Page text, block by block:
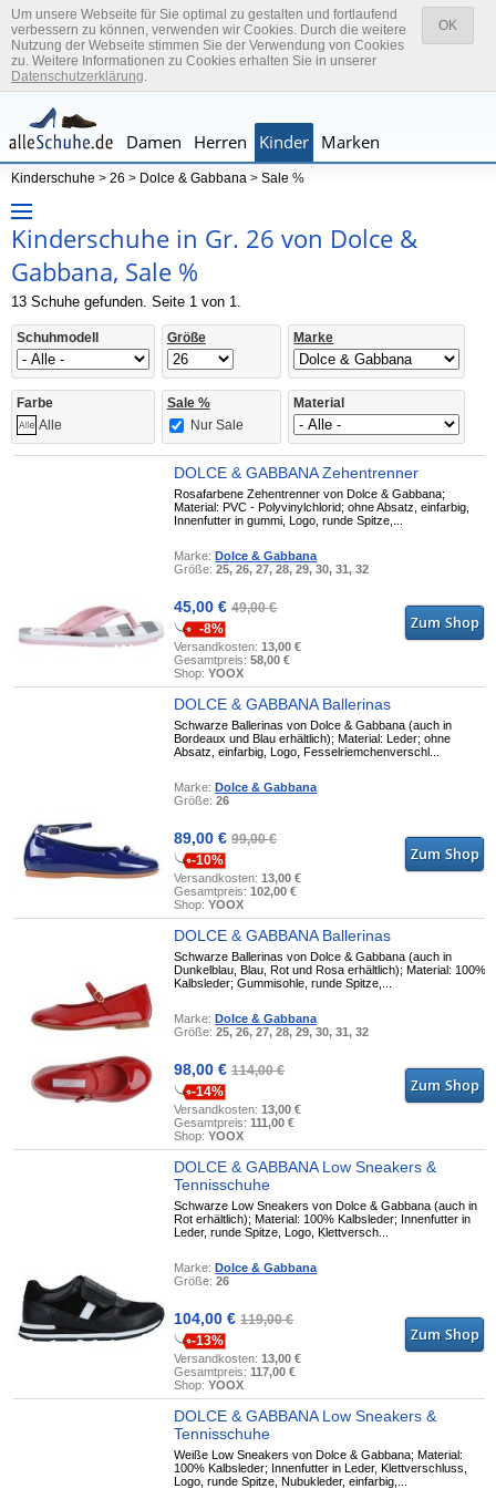
OK
Um unsere Webseite für Sie optimal zu gestalten und fortlaufend
verbessern zu können, verwenden wir Cookies. Durch die weitere
Nutzung der Webseite stimmen Sie der Verwendung von Cookies
zu. Weitere Informationen zu Cookies erhalten Sie in unserer
Datenschutzerklärung.
Damen Herren Kinder Marken
Kinderschuhe > 26 > Dolce & Gabbana > Sale %
Kinderschuhe in Gr. 26 von Dolce &
Gabbana, Sale %
13 Schuhe gefunden. Seite 1 von 1.
Schuhmodell Größe Marke
Farbe
Alle
Sale %
Nur Sale
Material
DOLCE & GABBANA Zehentrenner
Rosafarbene Zehentrenner von Dolce & Gabbana;
Material: PVC - Polyvinylchlorid; ohne Absatz, einfarbig,
Innenfutter in gummi, Logo, runde Spitze,...
Marke:Dolce & Gabbana
Größe:25, 26, 27, 28, 29, 30, 31, 32
45,00 €49,00 €
-8%
Versandkosten:13,00 €
Gesamtpreis:58,00 €
Shop:YOOX
DOLCE & GABBANA Ballerinas
Schwarze Ballerinas von Dolce & Gabbana (auch in
Bordeaux und Blau erhältlich); Material: Leder; ohne
Absatz, einfarbig, Logo, Fesselriemchenverschl...
Marke:Dolce & Gabbana
Größe:26
89,00 €99,00 €
-10%
Versandkosten:13,00 €
Gesamtpreis:102,00 €
Shop:YOOX
DOLCE & GABBANA Ballerinas
Schwarze Ballerinas von Dolce & Gabbana (auch in
Dunkelblau, Blau, Rot und Rosa erhältlich); Material: 100%
Kalbsleder; Gummisohle, runde Spitze,...
Marke:Dolce & Gabbana
Größe:25, 26, 27, 28, 29, 30, 31, 32
98,00 €114,00 €
-14%
Versandkosten:13,00 €
Gesamtpreis:111,00 €
Shop:YOOX
DOLCE & GABBANA Low Sneakers &
Tennisschuhe
Schwarze Low Sneakers von Dolce & Gabbana (auch in
Rot erhältlich); Material: 100% Kalbsleder; Innenfutter in
Leder, runde Spitze, Logo, Klettversch...
Marke:Dolce & Gabbana
Größe:26
104,00 €119,00 €
-13%
Versandkosten:13,00 €
Gesamtpreis:117,00 €
Shop:YOOX
DOLCE & GABBANA Low Sneakers &
Tennisschuhe
Weiße Low Sneakers von Dolce & Gabbana; Material:
100% Kalbsleder; Innenfutter in Leder, Klettverschluss,
Logo, runde Spitze, Nubukleder, einfarbig,...